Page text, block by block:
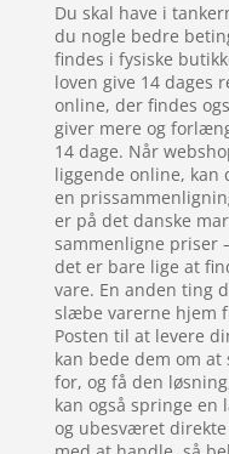
Du skal have i
du nogle bedre
findes i fysiske
loven give 14 dages
online, der findes
giver mere og
14 dage. Når
liggende online, kan
en
er på det danske
sammenligne priser
det er bare lige at
vare. En anden ting
slæbe varerne hjem
Posten til at levere
kan bede dem om
for, og få den
kan også springe en
og ubesværet